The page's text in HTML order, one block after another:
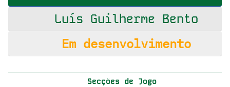
Luís Guilherme Bento
Em desenvolvimento
Secções de Jogo